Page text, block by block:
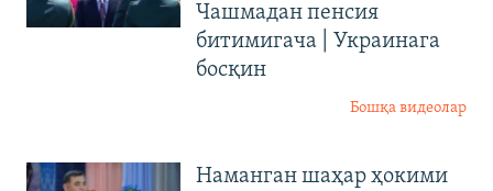
Чашмадан пенсия
битимигача | Украинага
босқин
Бошқа видеолар
Наманган шаҳар ҳокими